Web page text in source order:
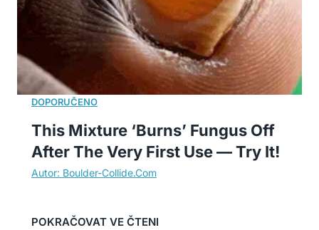
This Mixture ‘Burns’ Fungus Off
After The Very First Use — Try It!